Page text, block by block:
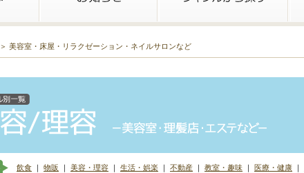
＞ 美容室・床屋・リラクゼーション・ネイルサロンなど
飲食 物販 美容・理容 生活・娯楽 不動産 教室・趣味 医療・健康